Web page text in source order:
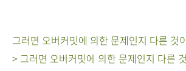
그러면 오버커밋에 의한 문제인지 다른 것
> 그러면 오버커밋에 의한 문제인지 다른